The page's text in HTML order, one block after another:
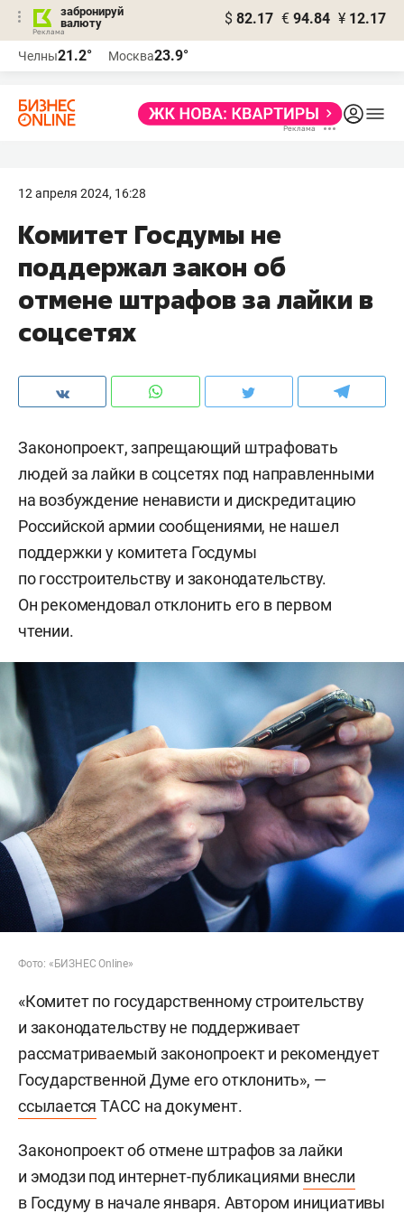
забронируй
валюту
$ 82.17 € 94.84 ¥ 12.17
Челны21.2° Москва23.9°
12 апреля 2024, 16:28
Комитет Госдумы не
поддержал закон об
отмене штрафов за лайки в
соцсетях
Законопроект, запрещающий штрафовать
людей за лайки в соцсетях под направленными
на возбуждение ненависти и дискредитацию
Российской армии сообщениями, не нашел
поддержки у комитета Госдумы
по госстроительству и законодательству.
Он рекомендовал отклонить его в первом
чтении.
Фото: «БИЗНЕС Online»
«Комитет по государственному строительству
и законодательству не поддерживает
рассматриваемый законопроект и рекомендует
Государственной Думе его отклонить», —
ссылается ТАСС на документ.
Законопроект об отмене штрафов за лайки
и эмодзи под интернет-публикациями внесли
в Госдуму в начале января. Автором инициативы